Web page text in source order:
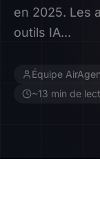
en 2025. Les
outils IA...
Équipe
~13 min de